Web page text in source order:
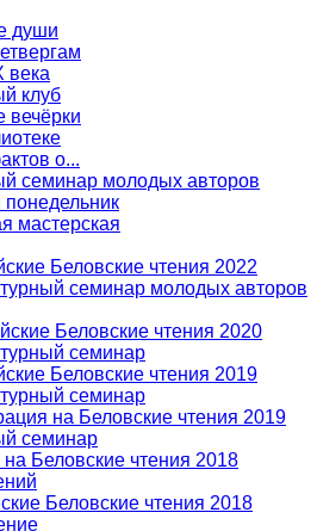
души
века
клуб
вечёрки
о...
семинар молодых авторов
понедельник
мастерская
Беловские чтения 2022
семинар молодых авторов
Беловские чтения 2020
семинар
Беловские чтения 2019
семинар
на Беловские чтения 2019
семинар
на Беловские чтения 2018
Беловские чтения 2018